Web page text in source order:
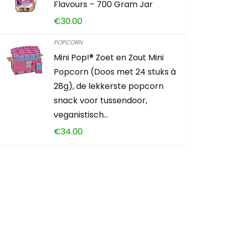
Flavours – 700 Gram Jar
€30.00
POPCORN
Mini Pop!® Zoet en Zout Mini
Popcorn (Doos met 24 stuks à
28g), de lekkerste popcorn
snack voor tussendoor,
veganistisch…
€34.00